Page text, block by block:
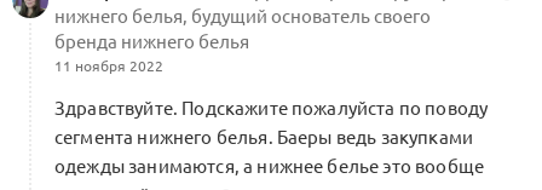
нижнего белья, будущий основатель своего
бренда нижнего белья
11 ноября 2022
Здравствуйте. Подскажите пожалуйста по поводу
сегмента нижнего белья. Баеры ведь закупками
одежды занимаются, а нижнее белье это вообще